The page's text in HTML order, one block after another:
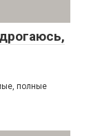
полные